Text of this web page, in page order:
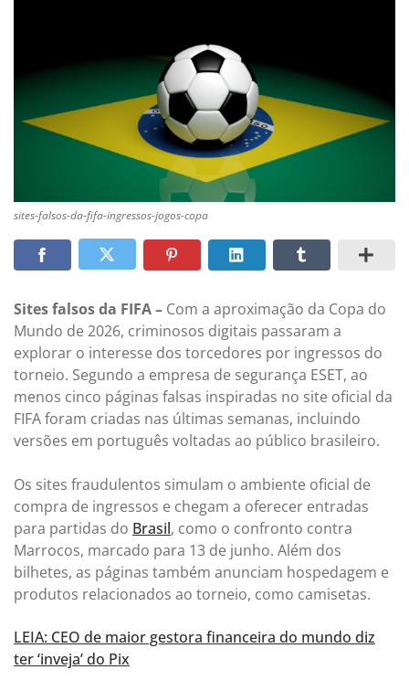
sites-falsos-da-fifa-ingressos-jogos-copa
Sites falsos da FIFA – Com a aproximação da Copa do
Mundo de 2026, criminosos digitais passaram a
explorar o interesse dos torcedores por ingressos do
torneio. Segundo a empresa de segurança ESET, ao
menos cinco páginas falsas inspiradas no site oficial da
FIFA foram criadas nas últimas semanas, incluindo
versões em português voltadas ao público brasileiro.
Os sites fraudulentos simulam o ambiente oficial de
compra de ingressos e chegam a oferecer entradas
para partidas do Brasil, como o confronto contra
Marrocos, marcado para 13 de junho. Além dos
bilhetes, as páginas também anunciam hospedagem e
produtos relacionados ao torneio, como camisetas.
LEIA: CEO de maior gestora financeira do mundo diz
ter ‘inveja’ do Pix